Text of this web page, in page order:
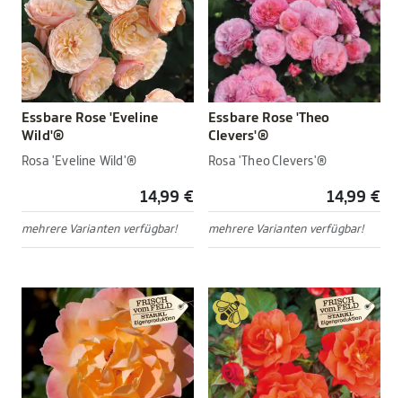
Essbare Rose 'Eveline
Wild'®
Rosa 'Eveline Wild'®
14,99 €
mehrere Varianten verfügbar!
Essbare Rose 'Theo
Clevers'®
Rosa 'Theo Clevers'®
14,99 €
mehrere Varianten verfügbar!